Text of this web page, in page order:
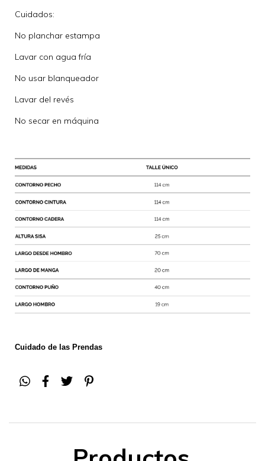
Cuidados:
No planchar estampa
Lavar con agua fría
No usar blanqueador
Lavar del revés
No secar en máquina
Cuidado de las Prendas